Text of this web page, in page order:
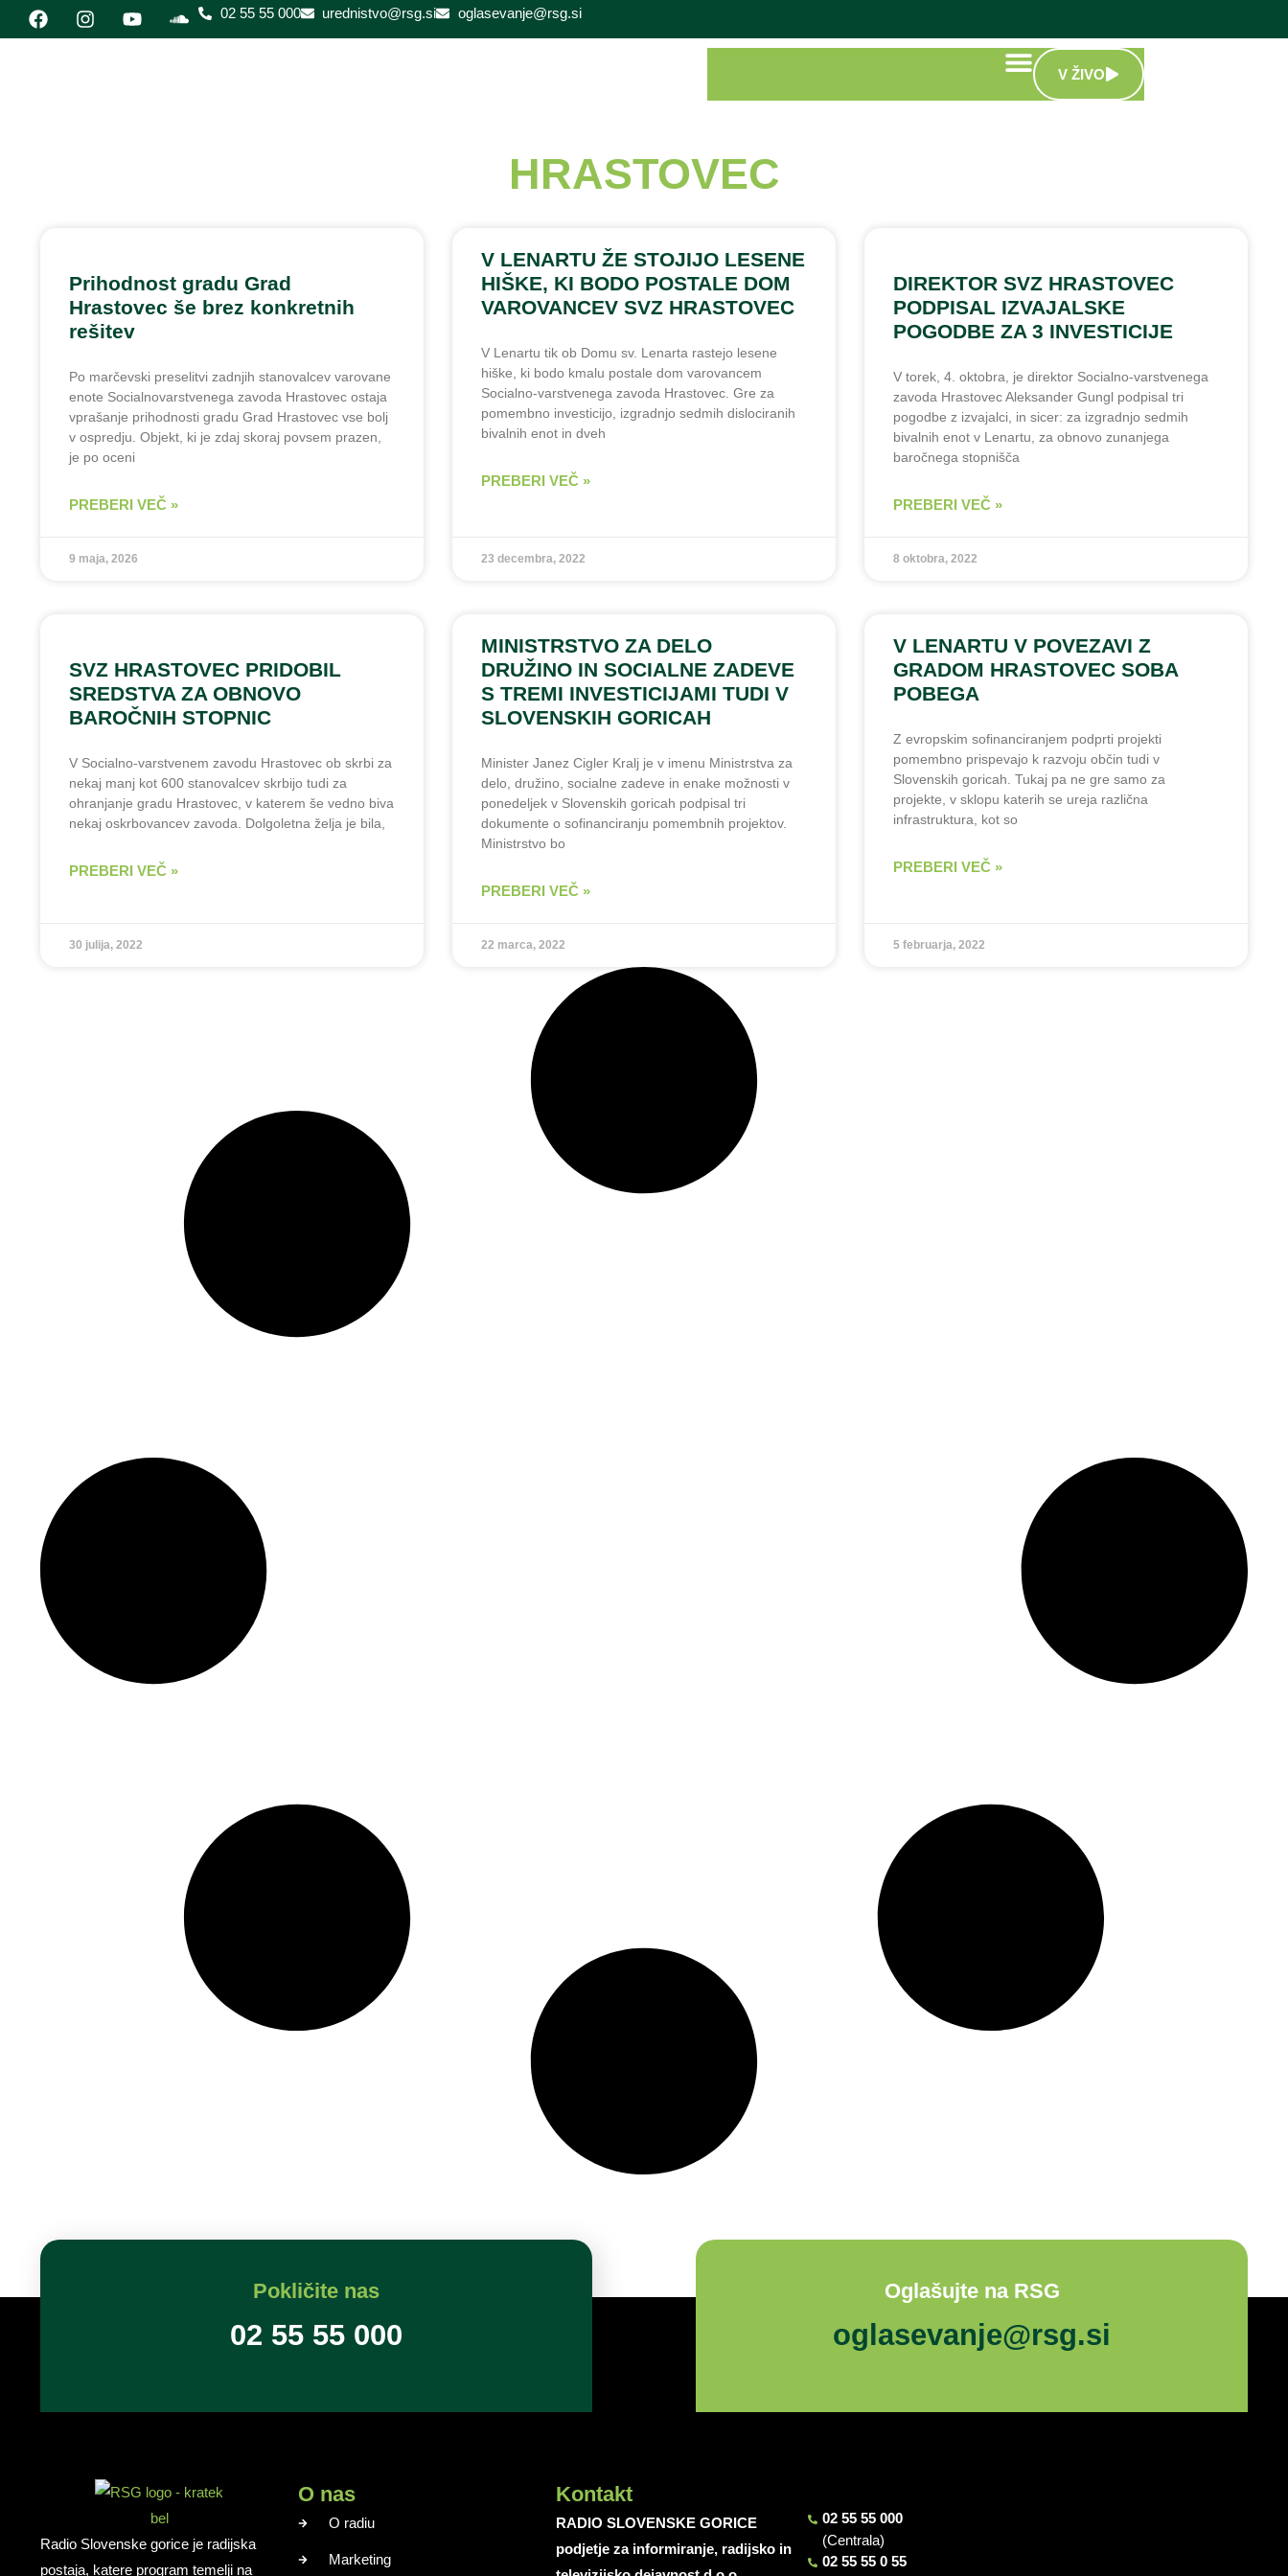
02 55 55 000 urednistvo@rsg.si oglasevanje@rsg.si
V ŽIVO
HRASTOVEC
Prihodnost gradu Grad
Hrastovec še brez konkretnih
rešitev
Po marčevski preselitvi zadnjih stanovalcev varovane
enote Socialnovarstvenega zavoda Hrastovec ostaja
vprašanje prihodnosti gradu Grad Hrastovec vse bolj
v ospredju. Objekt, ki je zdaj skoraj povsem prazen,
je po oceni
PREBERI VEČ »
9 maja, 2026
V LENARTU ŽE STOJIJO LESENE
HIŠKE, KI BODO POSTALE DOM
VAROVANCEV SVZ HRASTOVEC
V Lenartu tik ob Domu sv. Lenarta rastejo lesene
hiške, ki bodo kmalu postale dom varovancem
Socialno-varstvenega zavoda Hrastovec. Gre za
pomembno investicijo, izgradnjo sedmih dislociranih
bivalnih enot in dveh
PREBERI VEČ »
23 decembra, 2022
DIREKTOR SVZ HRASTOVEC
PODPISAL IZVAJALSKE
POGODBE ZA 3 INVESTICIJE
V torek, 4. oktobra, je direktor Socialno-varstvenega
zavoda Hrastovec Aleksander Gungl podpisal tri
pogodbe z izvajalci, in sicer: za izgradnjo sedmih
bivalnih enot v Lenartu, za obnovo zunanjega
baročnega stopnišča
PREBERI VEČ »
8 oktobra, 2022
SVZ HRASTOVEC PRIDOBIL
SREDSTVA ZA OBNOVO
BAROČNIH STOPNIC
V Socialno-varstvenem zavodu Hrastovec ob skrbi za
nekaj manj kot 600 stanovalcev skrbijo tudi za
ohranjanje gradu Hrastovec, v katerem še vedno biva
nekaj oskrbovancev zavoda. Dolgoletna želja je bila,
PREBERI VEČ »
30 julija, 2022
MINISTRSTVO ZA DELO
DRUŽINO IN SOCIALNE ZADEVE
S TREMI INVESTICIJAMI TUDI V
SLOVENSKIH GORICAH
Minister Janez Cigler Kralj je v imenu Ministrstva za
delo, družino, socialne zadeve in enake možnosti v
ponedeljek v Slovenskih goricah podpisal tri
dokumente o sofinanciranju pomembnih projektov.
Ministrstvo bo
PREBERI VEČ »
22 marca, 2022
V LENARTU V POVEZAVI Z
GRADOM HRASTOVEC SOBA
POBEGA
Z evropskim sofinanciranjem podprti projekti
pomembno prispevajo k razvoju občin tudi v
Slovenskih goricah. Tukaj pa ne gre samo za
projekte, v sklopu katerih se ureja različna
infrastruktura, kot so
PREBERI VEČ »
5 februarja, 2022
Pokličite nas
02 55 55 000
Oglašujte na RSG
oglasevanje@rsg.si
Radio Slovenske gorice je radijska
postaja, katere program temelji na
O nas
O radiu
Marketing
Kontakt
RADIO SLOVENSKE GORICE
podjetje za informiranje, radijsko in
02 55 55 000
(Centrala)
02 55 55 0 55